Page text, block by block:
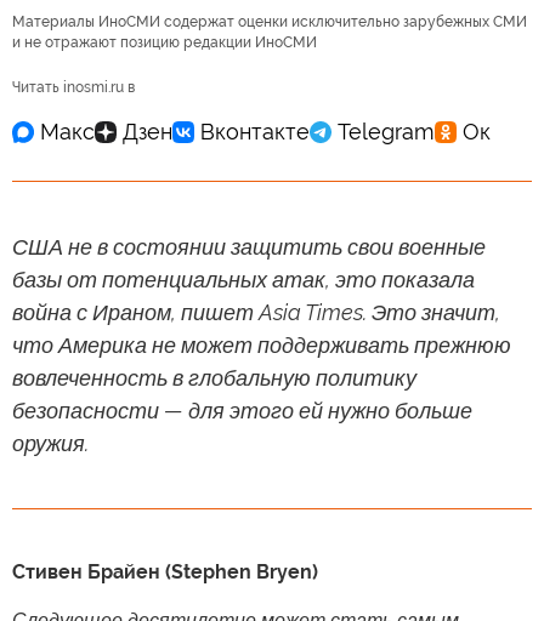
Материалы ИноСМИ содержат оценки исключительно зарубежных СМИ
и не отражают позицию редакции ИноСМИ
Читать inosmi.ru в
США не в состоянии защитить свои военные
базы от потенциальных атак, это показала
война с Ираном, пишет Asia Times. Это значит,
что Америка не может поддерживать прежнюю
вовлеченность в глобальную политику
безопасности — для этого ей нужно больше
оружия.
Стивен Брайен (Stephen Bryen)